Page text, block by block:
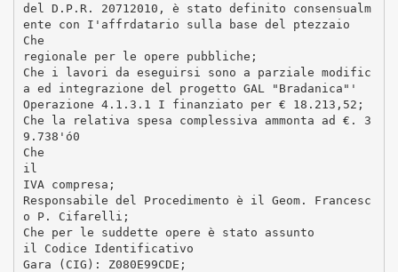
del D.P.R. 20712010, è stato definito consensualm
ente con I'affrdatario sulla base del ptezzaio
Che
regionale per le opere pubbliche;
Che i lavori da eseguirsi sono a parziale modific
a ed integrazione del progetto GAL "Bradanica"'
Operazione 4.1.3.1 I finanziato per € 18.213,52;
Che la relativa spesa complessiva ammonta ad €. 3
9.738'ó0
Che
il
IVA compresa;
Responsabile del Procedimento è il Geom. Francesc
o P. Cifarelli;
Che per le suddette opere è stato assunto
il Codice Identificativo
Gara (CIG): Z080E99CDE;